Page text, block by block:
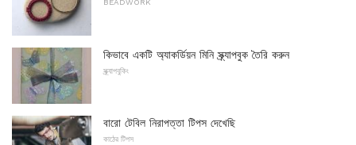
BEADWORK
কিভাবে একটি অ্যাকর্ডিয়ন মিনি স্ক্র্যাপবুক তৈরি করুন
স্ক্র্যাপবুকিং
বারো টেবিল নিরাপত্তা টিপস দেখেছি
কাঠের টিপস